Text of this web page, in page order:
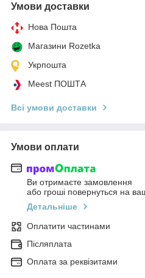
Умови доставки
Нова Пошта
Магазини Rozetka
Укрпошта
Meest ПОШТА
Всі умови доставки
Умови оплати
Ви отримаєте замовлення
або гроші повернуться на
Детальніше
Оплатити частинами
Післяплата
Оплата за реквізитами